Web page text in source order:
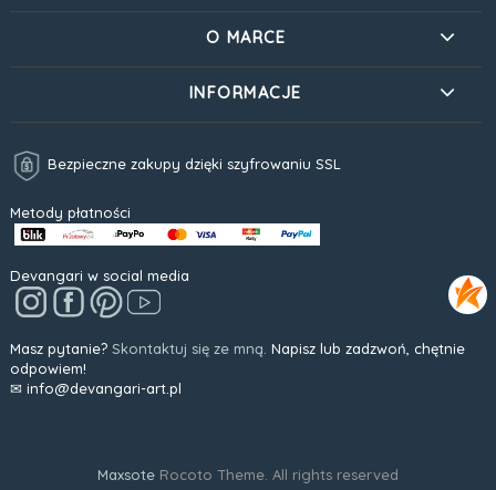
O MARCE
INFORMACJE
Bezpieczne zakupy dzięki szyfrowaniu SSL
Metody płatności
Devangari w social media
Masz pytanie? Skontaktuj się ze mną. Napisz lub zadzwoń, chętnie
odpowiem!
✉ info@devangari-art.pl
Maxsote Rocoto Theme. All rights reserved